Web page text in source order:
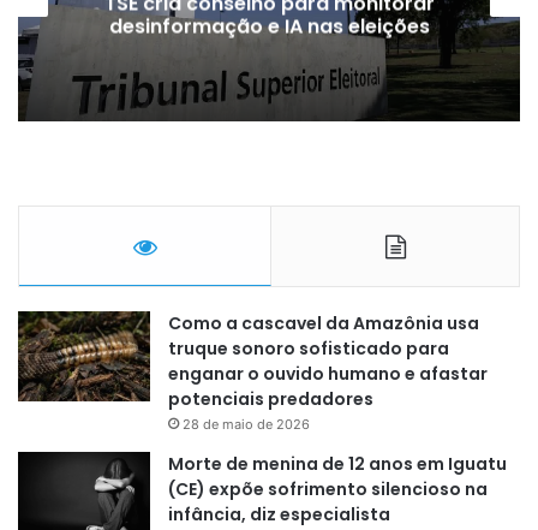
desinformação e IA nas eleições
Como a cascavel da Amazônia usa
truque sonoro sofisticado para
enganar o ouvido humano e afastar
potenciais predadores
28 de maio de 2026
Morte de menina de 12 anos em Iguatu
(CE) expõe sofrimento silencioso na
infância, diz especialista